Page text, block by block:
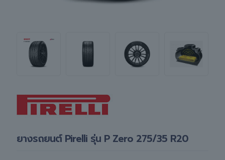
ยางรถยนต์ Pirelli รุ่น P Zero 275/35 R20